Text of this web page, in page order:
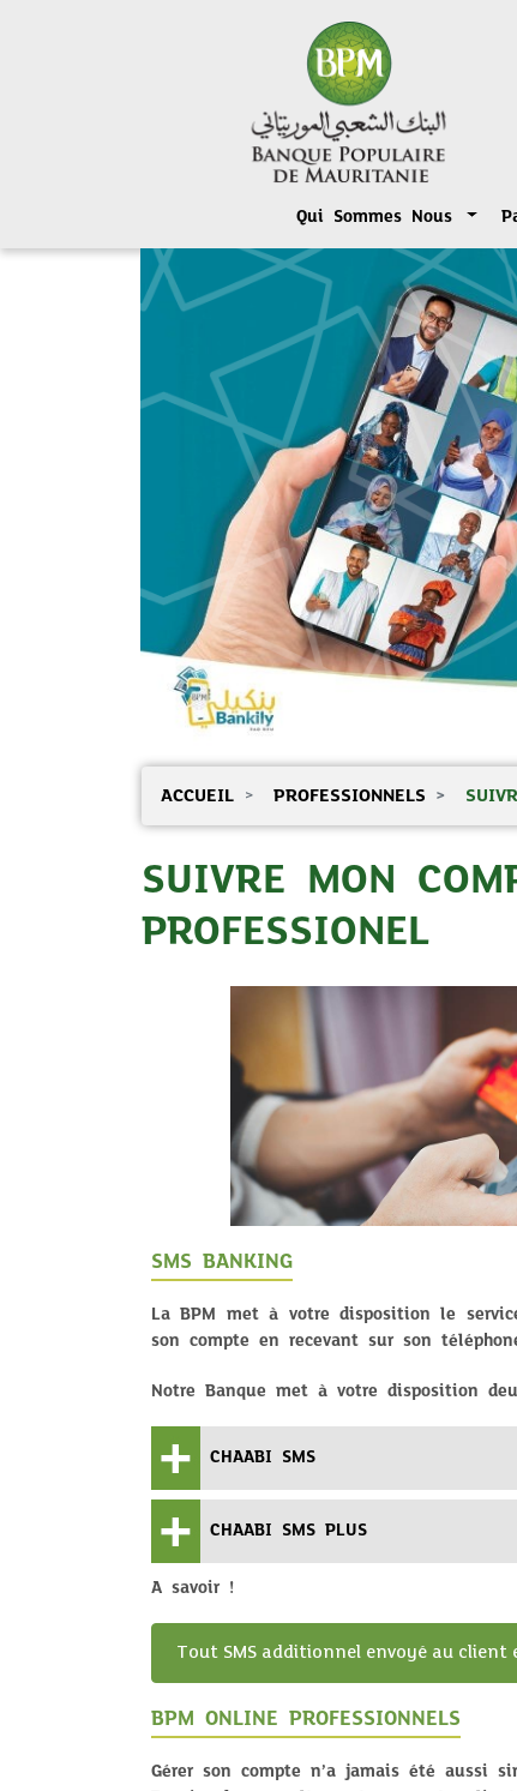
Qui Sommes Nous
ACCUEIL PROFESSIONNELS
SUIVRE MON
PROFESSIONEL
SMS BANKING
La BPM met à votre disposition le
son compte en recevant sur son
Notre Banque met à votre disposition
CHAABI SMS
CHAABI SMS PLUS
A savoir !
Tout SMS additionnel envoyé au
BPM ONLINE PROFESSIONNELS
Gérer son compte n’a jamais été aussi